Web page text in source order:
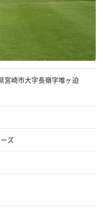
宮崎市大字長嶺字唯ヶ迫
ズ